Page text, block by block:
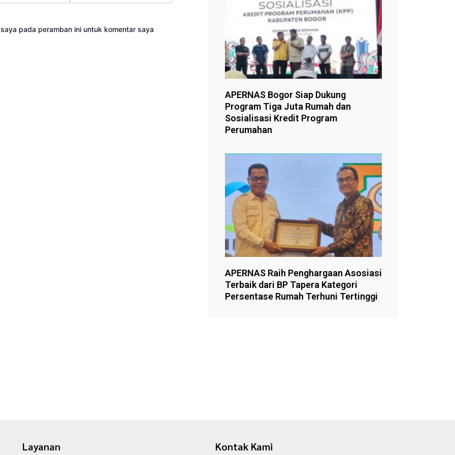
pada peramban ini untuk komentar saya
APERNAS Bogor Siap Dukung
Program Tiga Juta Rumah dan
Sosialisasi Kredit Program
Perumahan
APERNAS Raih Penghargaan Asosiasi
Terbaik dari BP Tapera Kategori
Persentase Rumah Terhuni Tertinggi
Layanan Kontak Kami